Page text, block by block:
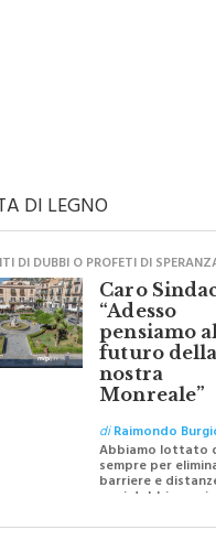
DI LEGNO
DI DUBBI O PROFETI DI SPERANZA?
Caro
“Adesso
pensiamo
futuro della
nostra
Monreale”
diRaimondo
Abbiamo lottato
sempre per
barriere e distanze
per ricostruire